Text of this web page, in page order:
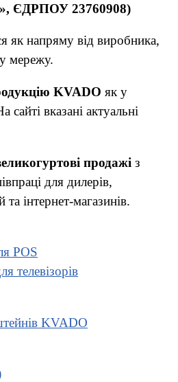
ЄДРПОУ 23760908)
як напряму від виробника,
мережу.
KVADO як у
сайті вказані актуальні
продажі з
для дилерів,
інтернет-магазинів.
POS
телевізорів
KVADO